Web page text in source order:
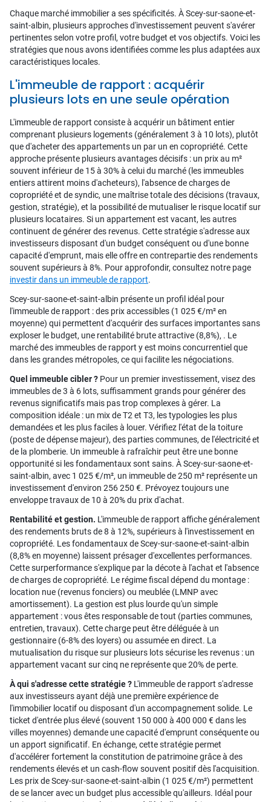
Chaque marché immobilier a ses spécificités. À Scey-sur-saone-et-
saint-albin, plusieurs approches d'investissement peuvent s'avérer
pertinentes selon votre profil, votre budget et vos objectifs. Voici les
stratégies que nous avons identifiées comme les plus adaptées aux
caractéristiques locales.
L'immeuble de rapport : acquérir
plusieurs lots en une seule opération
L'immeuble de rapport consiste à acquérir un bâtiment entier
comprenant plusieurs logements (généralement 3 à 10 lots), plutôt
que d'acheter des appartements un par un en copropriété. Cette
approche présente plusieurs avantages décisifs : un prix au m²
souvent inférieur de 15 à 30% à celui du marché (les immeubles
entiers attirent moins d'acheteurs), l'absence de charges de
copropriété et de syndic, une maîtrise totale des décisions (travaux,
gestion, stratégie), et la possibilité de mutualiser le risque locatif sur
plusieurs locataires. Si un appartement est vacant, les autres
continuent de générer des revenus. Cette stratégie s'adresse aux
investisseurs disposant d'un budget conséquent ou d'une bonne
capacité d'emprunt, mais elle offre en contrepartie des rendements
souvent supérieurs à 8%. Pour approfondir, consultez notre page
investir dans un immeuble de rapport.
Scey-sur-saone-et-saint-albin présente un profil idéal pour
l'immeuble de rapport : des prix accessibles (1 025 €/m² en
moyenne) qui permettent d'acquérir des surfaces importantes sans
exploser le budget, une rentabilité brute attractive (8,8%), . Le
marché des immeubles de rapport y est moins concurrentiel que
dans les grandes métropoles, ce qui facilite les négociations.
Quel immeuble cibler ? Pour un premier investissement, visez des
immeubles de 3 à 6 lots, suffisamment grands pour générer des
revenus significatifs mais pas trop complexes à gérer. La
composition idéale : un mix de T2 et T3, les typologies les plus
demandées et les plus faciles à louer. Vérifiez l'état de la toiture
(poste de dépense majeur), des parties communes, de l'électricité et
de la plomberie. Un immeuble à rafraîchir peut être une bonne
opportunité si les fondamentaux sont sains. À Scey-sur-saone-et-
saint-albin, avec 1 025 €/m², un immeuble de 250 m² représente un
investissement d'environ 256 250 €. Prévoyez toujours une
enveloppe travaux de 10 à 20% du prix d'achat.
Rentabilité et gestion. L'immeuble de rapport affiche généralement
des rendements bruts de 8 à 12%, supérieurs à l'investissement en
copropriété. Les fondamentaux de Scey-sur-saone-et-saint-albin
(8,8% en moyenne) laissent présager d'excellentes performances.
Cette surperformance s'explique par la décote à l'achat et l'absence
de charges de copropriété. Le régime fiscal dépend du montage :
location nue (revenus fonciers) ou meublée (LMNP avec
amortissement). La gestion est plus lourde qu'un simple
appartement : vous êtes responsable de tout (parties communes,
entretien, travaux). Cette charge peut être déléguée à un
gestionnaire (6-8% des loyers) ou assumée en direct. La
mutualisation du risque sur plusieurs lots sécurise les revenus : un
appartement vacant sur cinq ne représente que 20% de perte.
À qui s'adresse cette stratégie ? L'immeuble de rapport s'adresse
aux investisseurs ayant déjà une première expérience de
l'immobilier locatif ou disposant d'un accompagnement solide. Le
ticket d'entrée plus élevé (souvent 150 000 à 400 000 € dans les
villes moyennes) demande une capacité d'emprunt conséquente ou
un apport significatif. En échange, cette stratégie permet
d'accélérer fortement la constitution de patrimoine grâce à des
rendements élevés et un cash-flow souvent positif dès l'acquisition.
Les prix de Scey-sur-saone-et-saint-albin (1 025 €/m²) permettent
de se lancer avec un budget plus accessible qu'ailleurs. Idéal pour